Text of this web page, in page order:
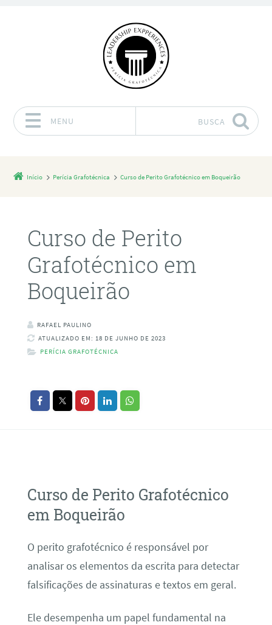
MENU BUSCA
Início Perícia Grafotécnica Curso de Perito Grafotécnico em Boqueirão
Curso de Perito
Grafotécnico em
Boqueirão
RAFAEL PAULINO
ATUALIZADO EM: 18 DE JUNHO DE 2023
PERÍCIA GRAFOTÉCNICA
Curso de Perito Grafotécnico
em Boqueirão
O perito grafotécnico é responsável por
analisar os elementos da escrita para detectar
falsificações de assinaturas e textos em geral.
Ele desempenha um papel fundamental na